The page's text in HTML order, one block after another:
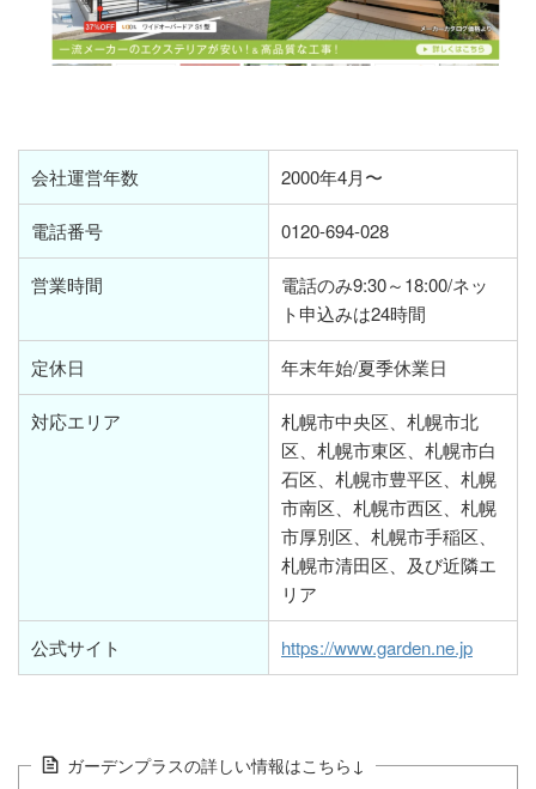
会社運営年数 2000年4月〜
電話番号 0120-694-028
営業時間
電話のみ9:30～18:00/ネッ
ト申込みは24時間
定休日 年末年始/夏季休業日
対応エリア
札幌市中央区、札幌市北
区、札幌市東区、札幌市白
石区、札幌市豊平区、札幌
市南区、札幌市西区、札幌
市厚別区、札幌市手稲区、
札幌市清田区、及び近隣エ
リア
公式サイト https://www.garden.ne.jp
ガーデンプラスの詳しい情報はこちら↓